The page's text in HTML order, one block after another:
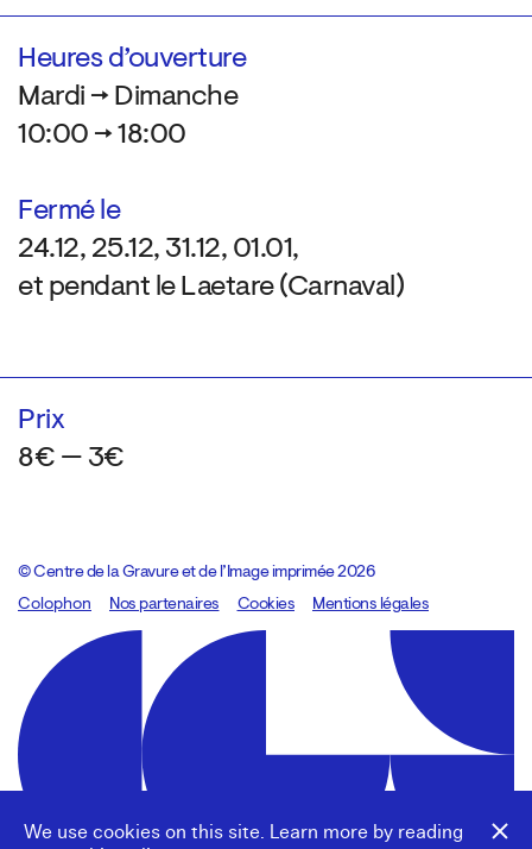
We use cookies on this site. Learn more by reading
Heures d’ouverture
Mardi → Dimanche
10:00 → 18:00
Fermé le
24.12, 25.12, 31.12, 01.01,
et pendant le Laetare (Carnaval)
Prix
8€ — 3€
© Centre de la Gravure et de l’Image imprimée 2026
Colophon
Design:Marcel Kaczmarek, code:8080.studio
Nos partenaires Cookies Mentions légales